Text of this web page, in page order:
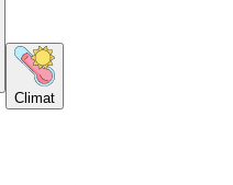
Climat